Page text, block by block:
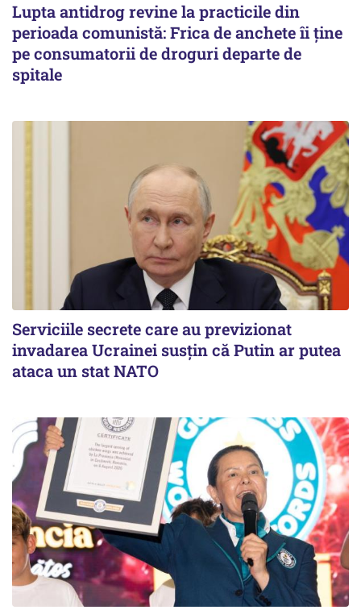
Lupta antidrog revine la practicile din
perioada comunistă: Frica de anchete îi ține
pe consumatorii de droguri departe de
spitale
Serviciile secrete care au previzionat
invadarea Ucrainei susțin că Putin ar putea
ataca un stat NATO